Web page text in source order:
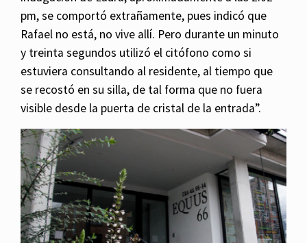
pm, se comportó extrañamente, pues indicó que
Rafael no está, no vive allí. Pero durante un minuto
y treinta segundos utilizó el citófono como si
estuviera consultando al residente, al tiempo que
se recostó en su silla, de tal forma que no fuera
visible desde la puerta de cristal de la entrada”.